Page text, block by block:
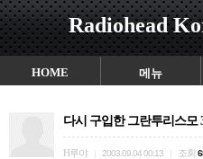
Radiohead
HOME 메뉴
다시 구입한 그란투리스모
H루야 2003.09.04 00:13 조회